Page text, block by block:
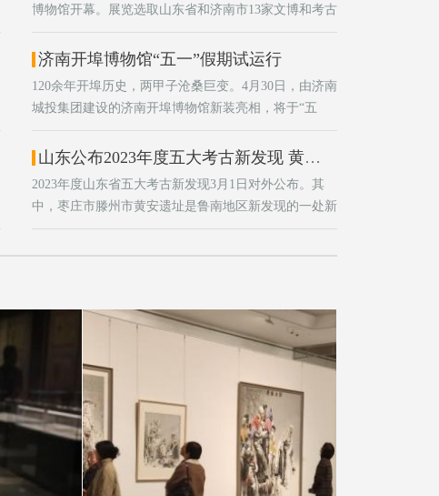
博物馆开幕。展览选取山东省和济南市13家文博和考古
济南开埠博物馆“五一”假期试运行
120余年开埠历史，两甲子沧桑巨变。4月30日，由济南
城投集团建设的济南开埠博物馆新装亮相，将于“五
山东公布2023年度五大考古新发现 黄安遗址填补鲁南地区史前文化空白
2023年度山东省五大考古新发现3月1日对外公布。其
中，枣庄市滕州市黄安遗址是鲁南地区新发现的一处新
杨晓刚绘画艺术展亮相济南市美术馆 融合传